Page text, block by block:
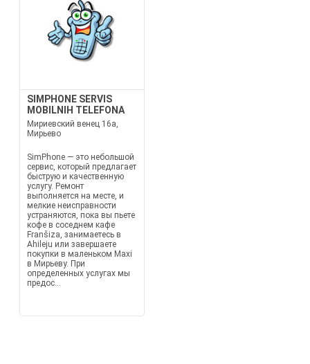
SIMPHONE SERVIS
MOBILNIH TELEFONA
Мириевский венец 16а,
Мирьево
SimPhone — это небольшой
сервис, который предлагает
быструю и качественную
услугу. Ремонт
выполняется на месте, и
мелкие неисправности
устраняются, пока вы пьете
кофе в соседнем кафе
Franšiza, занимаетесь в
Ahileju или завершаете
покупки в маленьком Maxi
в Мирьеву. При
определенных услугах мы
предос...